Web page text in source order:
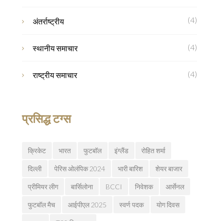
अंतर्राष्ट्रीय (4)
स्थानीय समाचार (4)
राष्ट्रीय समाचार (4)
प्रसिद्ध टग्स
क्रिकेट भारत फुटबॉल इंग्लैंड रोहित शर्मा
दिल्ली पेरिस ओलंपिक 2024 भारी बारिश शेयर बाजार
प्रीमियर लीग बार्सिलोना BCCI निवेशक आर्सेनल
फुटबॉल मैच आईपीएल 2025 स्वर्ण पदक योग दिवस